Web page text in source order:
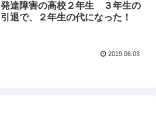
発達障害の高校２年生 ３年生の
引退で、２年生の代になった！
2019.06.03